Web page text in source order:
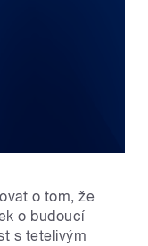
o tom, že
o budoucí
s tetelivým